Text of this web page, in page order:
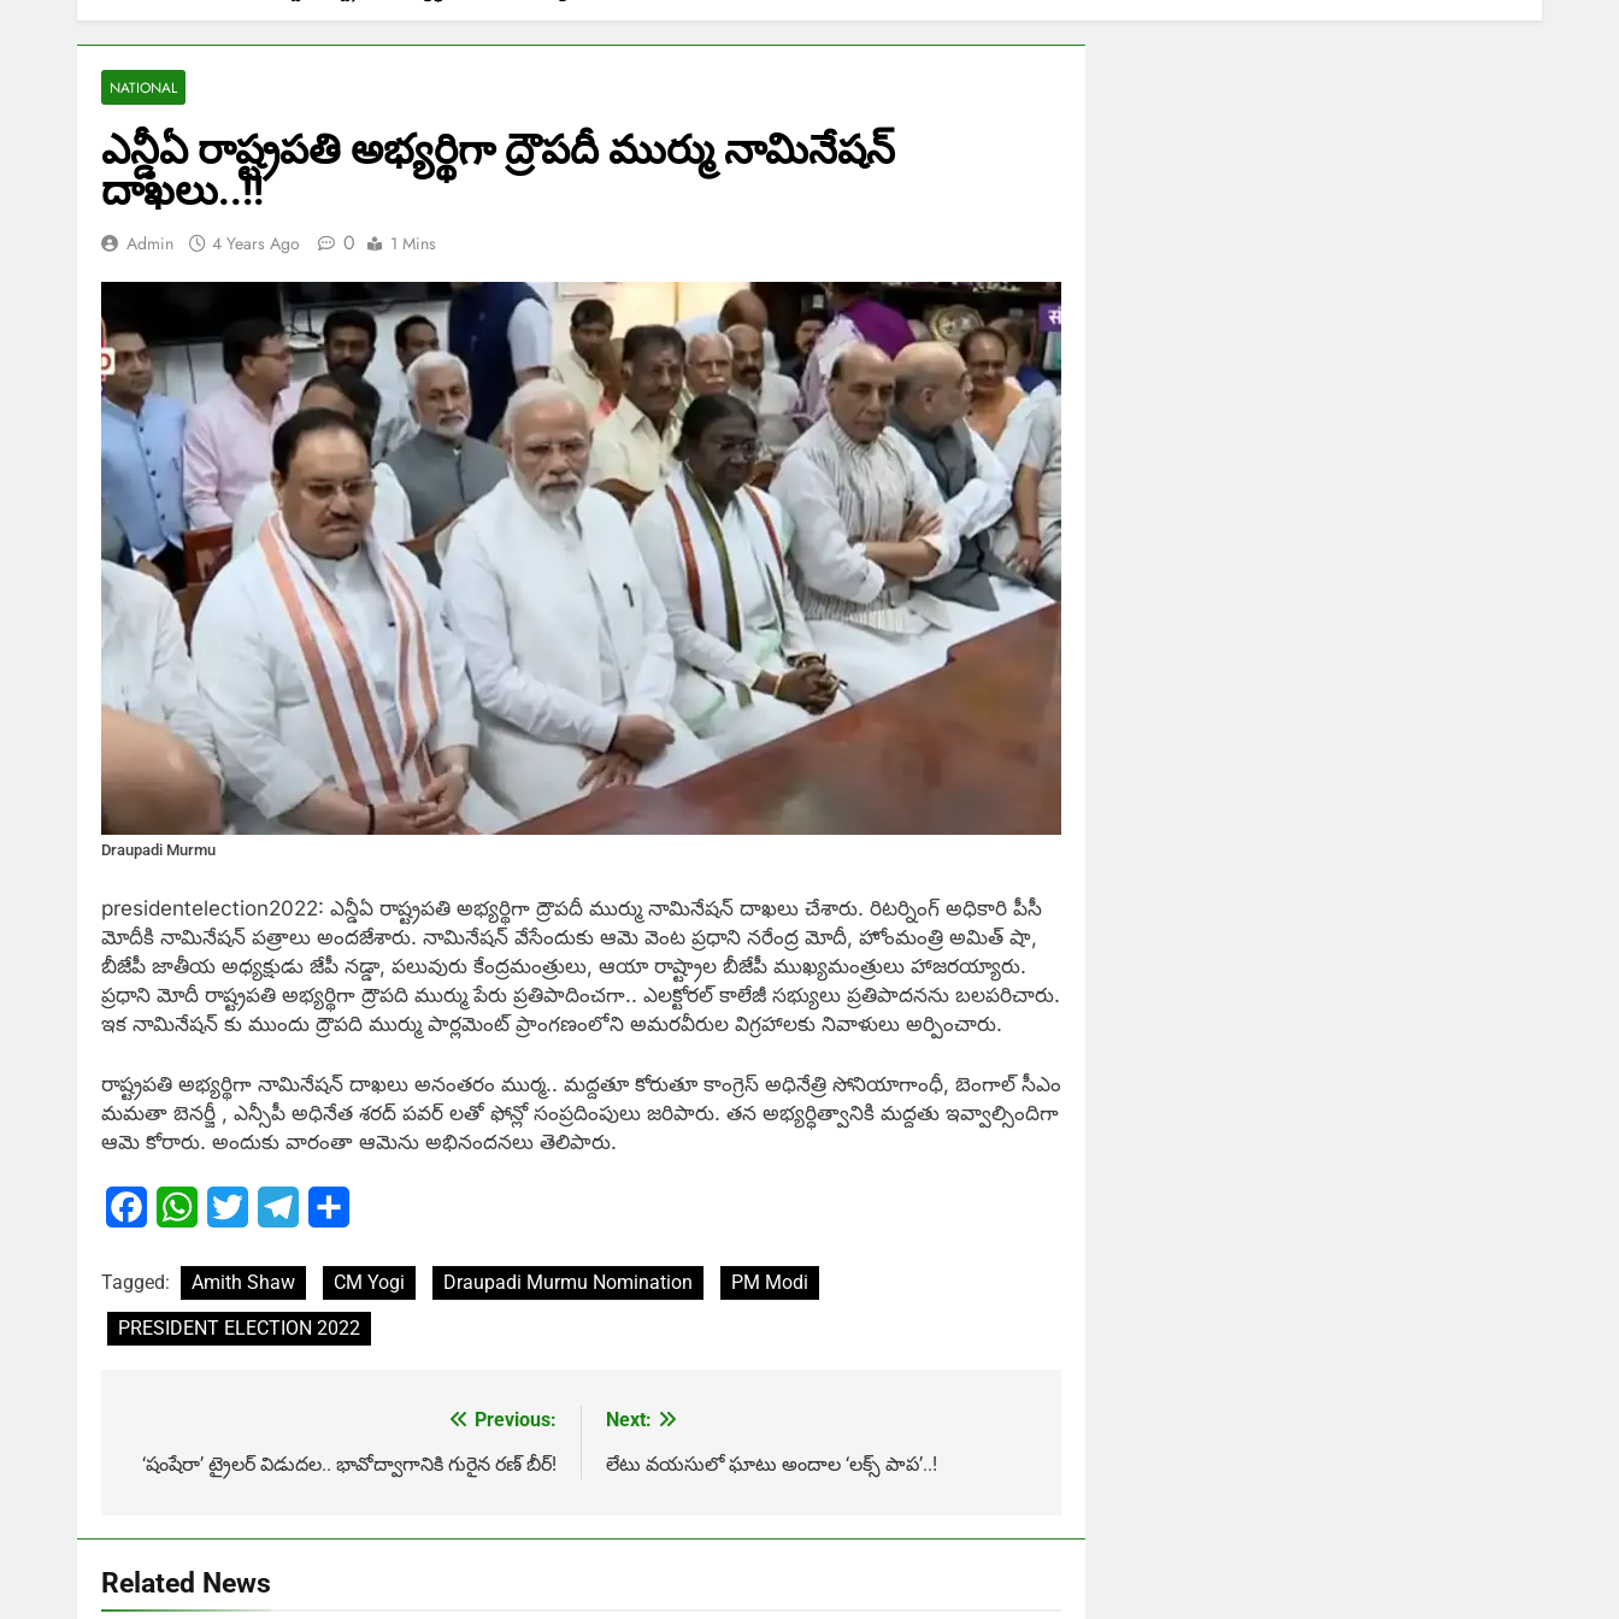
NATIONAL
ఎన్డీఏ రాష్ట్రపతి అభ్యర్థిగా ద్రౌపదీ ముర్ము నామినేషన్‌
దాఖలు..!!
Admin 4 Years Ago 0 1 Mins
Draupadi Murmu
presidentelection2022: ఎన్డీఏ రాష్ట్రపతి అభ్యర్థిగా ద్రౌపదీ ముర్ము నామినేషన్‌ దాఖలు చేశారు. రిటర్నింగ్ అధికారి పీసీ
మోదీకి నామినేషన్ పత్రాలు అందజేశారు. నామినేషన్ వేసేందుకు ఆమె వెంట ప్రధాని నరేంద్ర మోదీ, హోంమంత్రి అమిత్ షా,
బీజేపీ జాతీయ అధ్యక్షుడు జేపీ నడ్డా, పలువురు కేంద్రమంత్రులు, ఆయా రాష్ట్రాల బీజేపీ ముఖ్యమంత్రులు హాజరయ్యారు.
ప్రధాని మోదీ రాష్ట్రపతి అభ్యర్థిగా ద్రౌపది ముర్ము పేరు ప్రతిపాదించగా.. ఎలక్టోరల్ కాలేజీ సభ్యులు ప్రతిపాదనను బలపరిచారు.
ఇక నామినేషన్ కు ముందు ద్రౌపది ముర్ము పార్లమెంట్ ప్రాంగణంలోని అమరవీరుల విగ్రహాలకు నివాళులు అర్పించారు.
రాష్ట్రపతి అభ్యర్థిగా నామినేషన్ దాఖలు అనంతరం ముర్మ.. మద్దతూ కోరుతూ కాంగ్రెస్ అధినేత్రి సోనియాగాంధీ, బెంగాల్ సీఎం
మమతా బెనర్జీ , ఎన్సీపీ అధినేత శరద్ పవర్ లతో ఫోన్లో సంప్రదింపులు జరిపారు. తన అభ్యర్ధిత్వానికి మద్దతు ఇవ్వాల్సిందిగా
ఆమె కోరారు. అందుకు వారంతా ఆమెను అభినందనలు తెలిపారు.
FacebookWhatsApp
Twitter Telegram
Tagged: Amith Shaw CM Yogi Draupadi Murmu Nomination
PM Modi
PRESIDENT ELECTION 2022
navigation
Previous:
‘షంషేరా’ ట్రైలర్ విడుదల.. భావోద్వాగానికి గురైన రణ్ బీర్!
Next:
లేటు వయసులో ఘాటు అందాల ‘లక్స్ పాప’..!
Related News